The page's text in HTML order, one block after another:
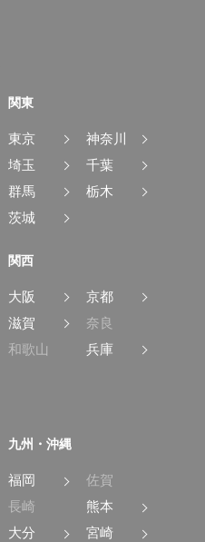
関東
東京
神奈川
埼玉
千葉
群馬
栃木
茨城
関西
大阪
京都
滋賀
奈良
和歌山
兵庫
九州・沖縄
福岡
佐賀
長崎
熊本
大分
宮崎